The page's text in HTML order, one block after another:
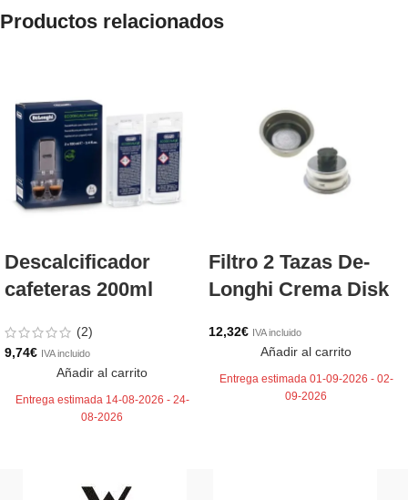
Productos relacionados
Descalcificador
cafeteras 200ml
(2)
9,74€ IVA incluido
Añadir al carrito
Entrega estimada 14-08-2026 - 24-
08-2026
Filtro 2 Tazas De-
Longhi Crema Disk
12,32€ IVA incluido
Añadir al carrito
Entrega estimada 01-09-2026 - 02-
09-2026